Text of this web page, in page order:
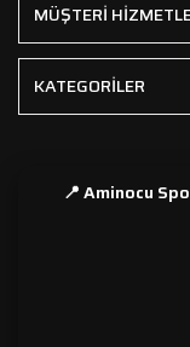
MÜŞTERİ
KATEGORİLER
📍 Aminocu